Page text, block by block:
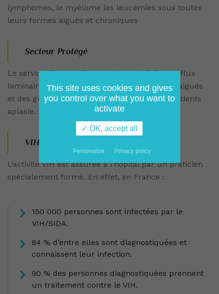
lymphomes, le myélome les leucémies sous toutes
leurs formes aiguës et chroniques
Secteur Protégé
Le service dispose d’un secteur protégé avec flux
laminaire pour les inductions des leucémies aiguës
et des greffes, cela permet l’isolement des patients
aplasie.
VIH
L’activité VIH est assurée à l’hôpital par un praticien
spécialement formé. En effet, en France :
150 000 personnes sont infectées par le
VIH/SIDA.
84 % d’entre elles sont diagnostiquées et
connaissent leur infection.
90 % des personnes diagnostiquées prennent
un traitement contre le VIH.
This site uses cookies and gives
you control over what you want to
activate
✓ OK, accept all
Personalize Privacy policy